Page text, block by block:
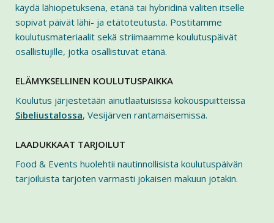
käydä lähiopetuksena, etänä tai hybridinä valiten itselle
sopivat päivät lähi- ja etätoteutusta. Postitamme
koulutusmateriaalit sekä striimaamme koulutuspäivät
osallistujille, jotka osallistuvat etänä.
ELÄMYKSELLINEN KOULUTUSPAIKKA
Koulutus järjestetään ainutlaatuisissa kokouspuitteissa
Sibeliustalossa, Vesijärven rantamaisemissa.
LAADUKKAAT TARJOILUT
Food & Events huolehtii nautinnollisista koulutuspäivän
tarjoiluista tarjoten varmasti jokaisen makuun jotakin.